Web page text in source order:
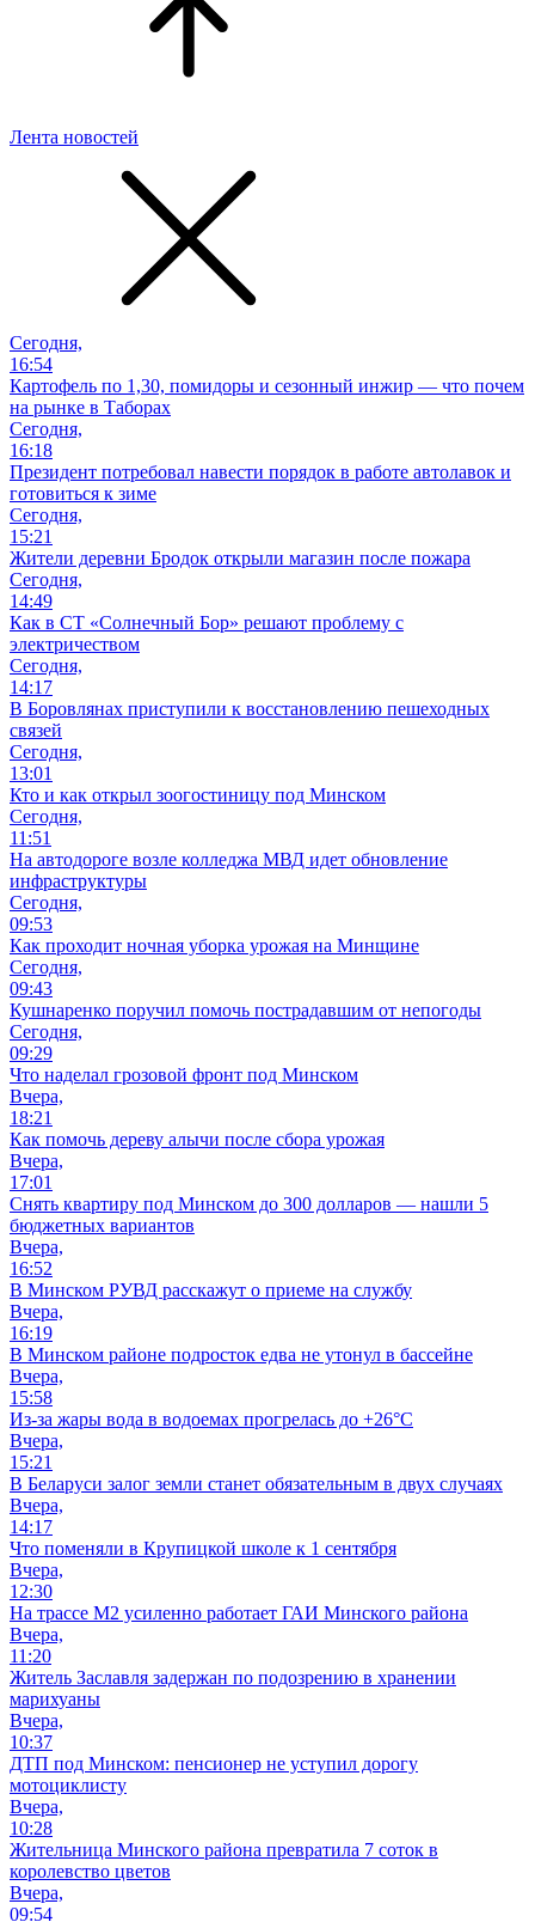
Лента новостей
Сегодня,
16:54
Картофель по 1,30, помидоры и сезонный инжир — что почем
на рынке в Таборах
Сегодня,
16:18
Президент потребовал навести порядок в работе автолавок и
готовиться к зиме
Сегодня,
15:21
Жители деревни Бродок открыли магазин после пожара
Сегодня,
14:49
Как в СТ «Солнечный Бор» решают проблему с
электричеством
Сегодня,
14:17
В Боровлянах приступили к восстановлению пешеходных
связей
Сегодня,
13:01
Кто и как открыл зоогостиницу под Минском
Сегодня,
11:51
На автодороге возле колледжа МВД идет обновление
инфраструктуры
Сегодня,
09:53
Как проходит ночная уборка урожая на Минщине
Сегодня,
09:43
Кушнаренко поручил помочь пострадавшим от непогоды
Сегодня,
09:29
Что наделал грозовой фронт под Минском
Вчера,
18:21
Как помочь дереву алычи после сбора урожая
Вчера,
17:01
Снять квартиру под Минском до 300 долларов — нашли 5
бюджетных вариантов
Вчера,
16:52
В Минском РУВД расскажут о приеме на службу
Вчера,
16:19
В Минском районе подросток едва не утонул в бассейне
Вчера,
15:58
Из-за жары вода в водоемах прогрелась до +26°C
Вчера,
15:21
В Беларуси залог земли станет обязательным в двух случаях
Вчера,
14:17
Что поменяли в Крупицкой школе к 1 сентября
Вчера,
12:30
На трассе М2 усиленно работает ГАИ Минского района
Вчера,
11:20
Житель Заславля задержан по подозрению в хранении
марихуаны
Вчера,
10:37
ДТП под Минском: пенсионер не уступил дорогу
мотоциклисту
Вчера,
10:28
Жительница Минского района превратила 7 соток в
королевство цветов
Вчера,
09:54